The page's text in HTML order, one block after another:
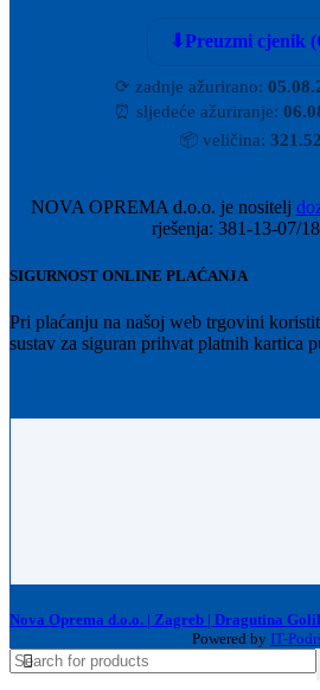
⬇Preuzmi cjenik
⟳ zadnje ažurirano:
⏰ sljedeće ažuriranje:
📦veličina:
NOVA OPREMA d.o.o. je nositelj
rješenja: 381-13-07/
SIGURNOST ONLINE PLAĆANJA
Pri plaćanju na našoj web trgovini
sustav za siguran prihvat platnih kartica
Nova Oprema d.o.o. | Zagreb | Dragutina
Powered by IT-